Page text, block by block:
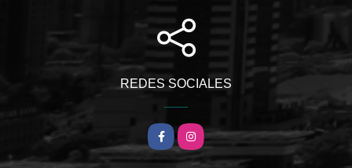
REDES SOCIALES
FacebookInstagram